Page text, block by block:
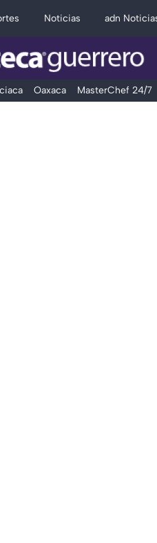
Noticias adn
Oaxaca MasterChef 24/7